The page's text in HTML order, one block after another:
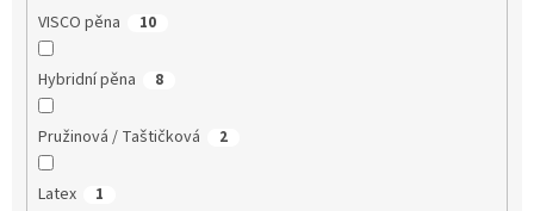
VISCO pěna 10
Hybridní pěna 8
Pružinová / Taštičková 2
Latex 1